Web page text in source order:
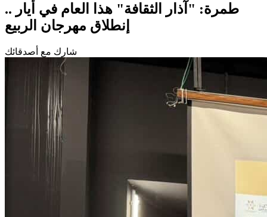
طمرة: "آذار الثقافة" هذا العام في أيار ..
إنطلاق مهرجان الربيع
شارك مع أصدقائك